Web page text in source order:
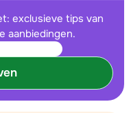
exclusieve tips van
aanbiedingen.